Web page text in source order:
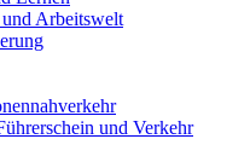
Arbeitswelt
und Verkehr